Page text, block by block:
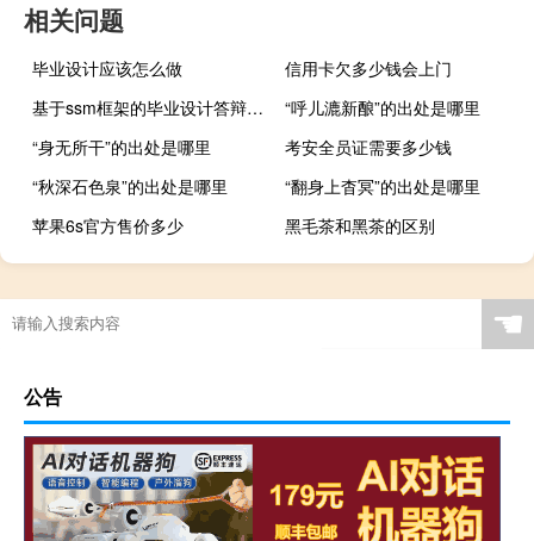
相关问题
毕业设计应该怎么做
信用卡欠多少钱会上门
基于ssm框架的毕业设计答辩会问什么
“呼儿漉新酿”的出处是哪里
“身无所干”的出处是哪里
考安全员证需要多少钱
“秋深石色泉”的出处是哪里
“翻身上杳冥”的出处是哪里
苹果6s官方售价多少
黑毛茶和黑茶的区别
☚
公告